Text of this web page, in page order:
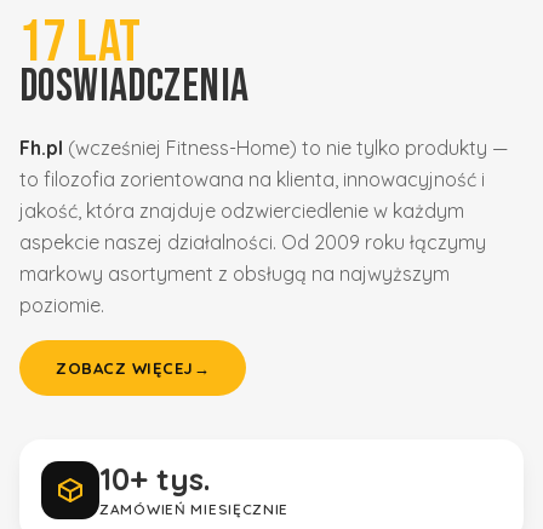
17 LAT
DOSWIADCZENIA
Fh.pl (wcześniej Fitness-Home) to nie tylko produkty —
to filozofia zorientowana na klienta, innowacyjność i
jakość, która znajduje odzwierciedlenie w każdym
aspekcie naszej działalności. Od 2009 roku łączymy
markowy asortyment z obsługą na najwyższym
poziomie.
ZOBACZ WIĘCEJ →
10+ tys.
ZAMÓWIEŃ MIESIĘCZNIE